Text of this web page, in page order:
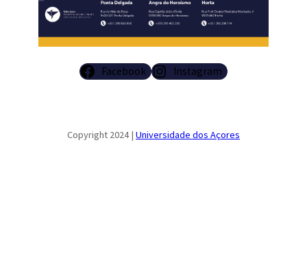
Facebook Instagram
Copyright 2024 | Universidade dos Açores